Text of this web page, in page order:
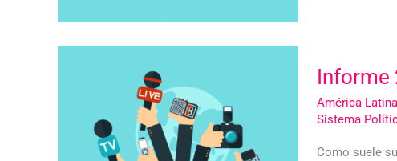
Informe
América Latina
Sistema
Como suele